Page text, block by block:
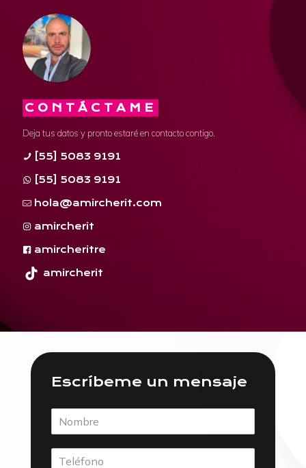
CONTÁCTAME
Deja tus datos y pronto estaré en contacto contigo.
[55] 5083 9191
[55] 5083 9191
hola@amircherit.com
amircherit
amircheritre
amircherit
Escríbeme un mensaje